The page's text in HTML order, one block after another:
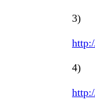
3)
4)